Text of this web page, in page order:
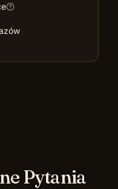
Pytania